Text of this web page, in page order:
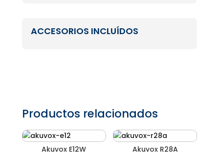
ACCESORIOS INCLUÍDOS
Productos relacionados
Akuvox E12W Akuvox R28A